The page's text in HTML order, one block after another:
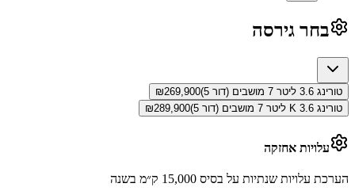
בחר גירסה
טורינג 3.6 ליטר 7 מושבים (דור 5) ₪269,900
טורינג K 3.6 ליטר 7 מושבים (דור 5)
₪289,900
עלויות אחזקה
הערכת עלויות שנתיות על בסיס 15,000 ק״מ בשנה